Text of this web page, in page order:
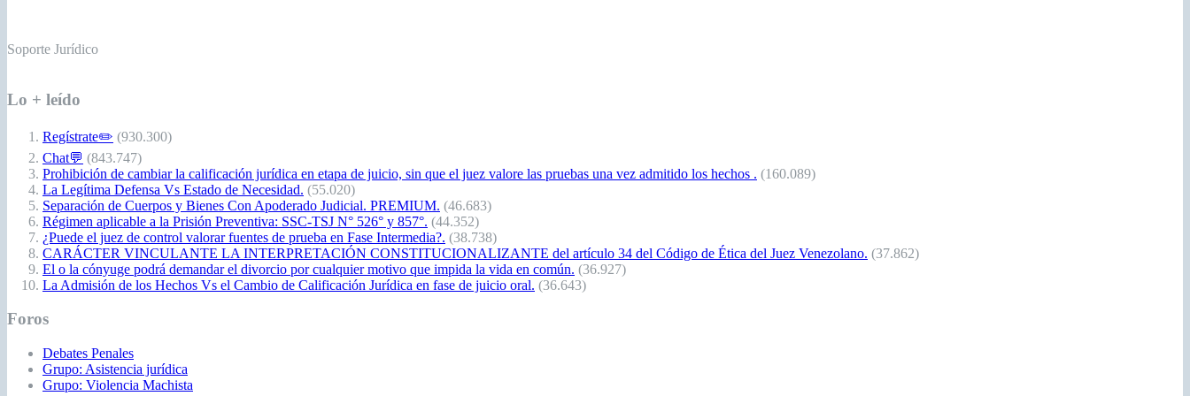
Soporte Jurídico
Lo + leído
Regístrate✏️ (930.300)
Chat💬 (843.747)
Prohibición de cambiar la calificación jurídica en etapa de juicio, sin que el juez valore las pruebas una vez admitido los hechos . (160.089)
La Legítima Defensa Vs Estado de Necesidad. (55.020)
Separación de Cuerpos y Bienes Con Apoderado Judicial. PREMIUM. (46.683)
Régimen aplicable a la Prisión Preventiva: SSC-TSJ N° 526° y 857°. (44.352)
¿Puede el juez de control valorar fuentes de prueba en Fase Intermedia?. (38.738)
CARÁCTER VINCULANTE LA INTERPRETACIÓN CONSTITUCIONALIZANTE del artículo 34 del Código de Ética del Juez Venezolano. (37.862)
El o la cónyuge podrá demandar el divorcio por cualquier motivo que impida la vida en común. (36.927)
La Admisión de los Hechos Vs el Cambio de Calificación Jurídica en fase de juicio oral. (36.643)
Foros
Debates Penales
Grupo: Asistencia jurídica
Grupo: Violencia Machista